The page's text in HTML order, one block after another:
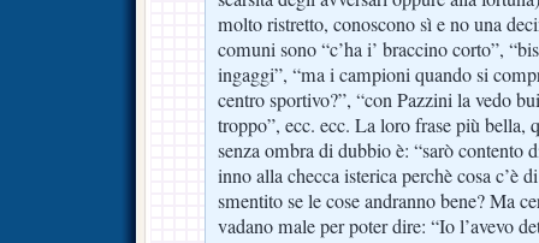
molto ristretto, conoscono sì e no una
comuni sono “c’ha i’ braccino corto”,
ingaggi”, “ma i campioni quando si
centro sportivo?”, “con Pazzini la vedo
troppo”, ecc. ecc. La loro frase più bella,
senza ombra di dubbio è: “sarò contento
inno alla checca isterica perchè cosa c’è
smentito se le cose andranno bene? Ma
vadano male per poter dire: “Io l’avevo